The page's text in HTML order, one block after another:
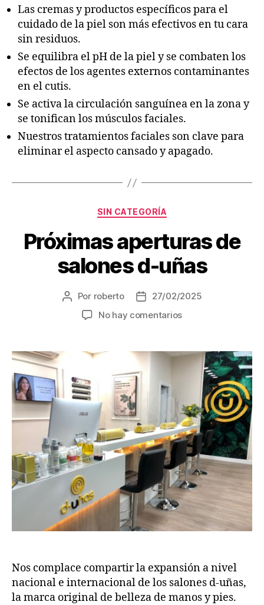
Las cremas y productos específicos para el
cuidado de la piel son más efectivos en tu cara
sin residuos.
Se equilibra el pH de la piel y se combaten los
efectos de los agentes externos contaminantes
en el cutis.
Se activa la circulación sanguínea en la zona y
se tonifican los músculos faciales.
Nuestros tratamientos faciales son clave para
eliminar el aspecto cansado y apagado.
SIN CATEGORÍA
Próximas aperturas de
salones d-uñas
Por roberto
27/02/2025
No hay comentarios
Nos complace compartir la expansión a nivel
nacional e internacional de los salones d-uñas,
la marca original de belleza de manos y pies.